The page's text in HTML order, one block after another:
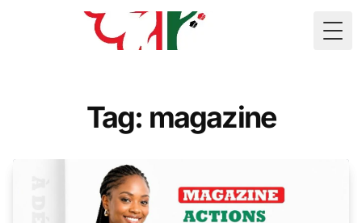
🇲🇷
Tag: magazine